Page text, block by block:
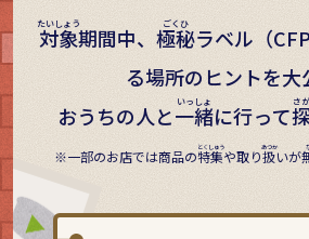
対象期間中、 極秘ラベル（
る場所のヒントを大
おうちの人と一緒に行って
一部のお店では商品の特集や取り扱いが